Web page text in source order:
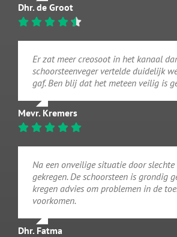
Dhr. de Groot
Er zat meer creosoot in het kanaal
schoorsteenveger vertelde duidelijk
gaf. Ben blij dat het meteen veilig is
Mevr. Kremers
Na een onveilige situatie door
gekregen. De schoorsteen is grondig
kregen advies om problemen in de
voorkomen.
Dhr. Fatma